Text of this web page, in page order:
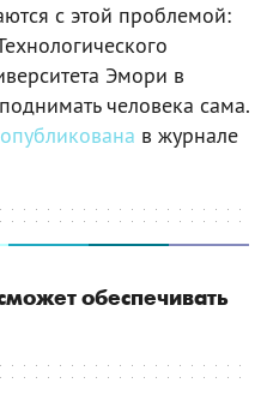
с этой проблемой:
Эмори в
человека сама.
опубликована в журнале
обеспечивать